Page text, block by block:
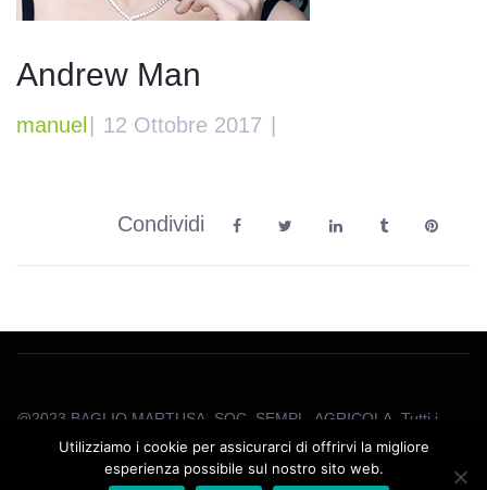
Andrew Man
manuel 12 Ottobre 2017
Condividi
@2023 BAGLIO MARTUSA SOC. SEMPL. AGRICOLA. Tutti i
diritti riservati. | P.Iva 02866270818
Utilizziamo i cookie per assicurarci di offrirvi la migliore
esperienza possibile sul nostro sito web.